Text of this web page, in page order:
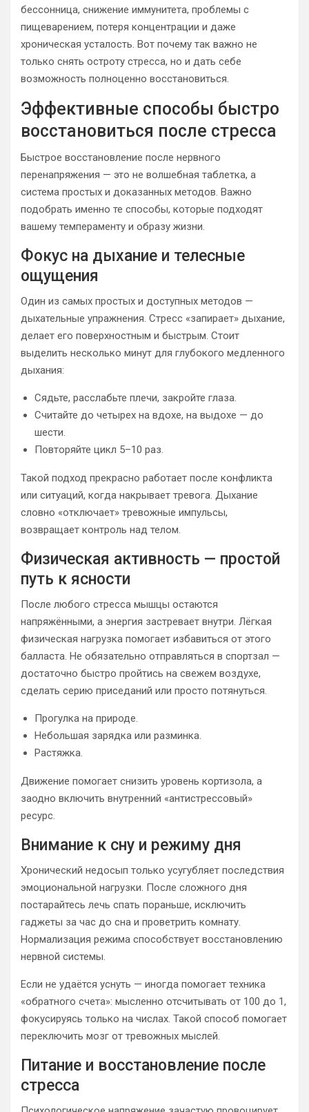
бессонница, снижение иммунитета, проблемы с
пищеварением, потеря концентрации и даже
хроническая усталость. Вот почему так важно не
только снять остроту стресса, но и дать себе
возможность полноценно восстановиться.
Эффективные способы быстро
восстановиться после стресса
Быстрое восстановление после нервного
перенапряжения — это не волшебная таблетка, а
система простых и доказанных методов. Важно
подобрать именно те способы, которые подходят
вашему темпераменту и образу жизни.
Фокус на дыхание и телесные
ощущения
Один из самых простых и доступных методов —
дыхательные упражнения. Стресс «запирает» дыхание,
делает его поверхностным и быстрым. Стоит
выделить несколько минут для глубокого медленного
дыхания:
Сядьте, расслабьте плечи, закройте глаза.
Считайте до четырех на вдохе, на выдохе — до
шести.
Повторяйте цикл 5–10 раз.
Такой подход прекрасно работает после конфликта
или ситуаций, когда накрывает тревога. Дыхание
словно «отключает» тревожные импульсы,
возвращает контроль над телом.
Физическая активность — простой
путь к ясности
После любого стресса мышцы остаются
напряжёнными, а энергия застревает внутри. Лёгкая
физическая нагрузка помогает избавиться от этого
балласта. Не обязательно отправляться в спортзал —
достаточно быстро пройтись на свежем воздухе,
сделать серию приседаний или просто потянуться.
Прогулка на природе.
Небольшая зарядка или разминка.
Растяжка.
Движение помогает снизить уровень кортизола, а
заодно включить внутренний «антистрессовый»
ресурс.
Внимание к сну и режиму дня
Хронический недосып только усугубляет последствия
эмоциональной нагрузки. После сложного дня
постарайтесь лечь спать пораньше, исключить
гаджеты за час до сна и проветрить комнату.
Нормализация режима способствует восстановлению
нервной системы.
Если не удаётся уснуть — иногда помогает техника
«обратного счета»: мысленно отсчитывать от 100 до 1,
фокусируясь только на числах. Такой способ помогает
переключить мозг от тревожных мыслей.
Питание и восстановление после
стресса